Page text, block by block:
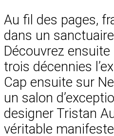
Au fil des pages,
dans un
Découvrez
trois décennies
Cap ensuite sur
un salon
designer Tristan
véritable